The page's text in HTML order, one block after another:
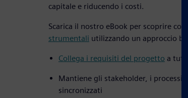
capitale e riducendo i costi.
Scarica il nostro eBook per scoprire
strumentali utilizzando un approccio
Collega i requisiti del progetto a
Mantiene gli stakeholder, i processi
sincronizzati